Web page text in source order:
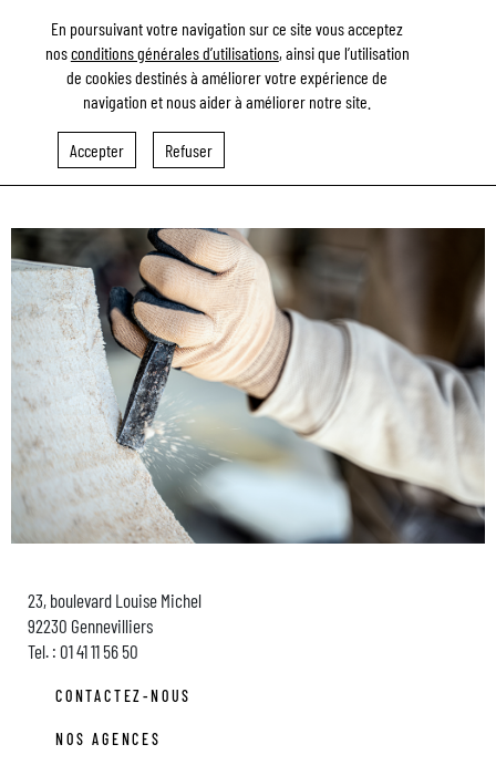
En poursuivant votre navigation sur ce site vous acceptez
nosconditions générales d’utilisations, ainsi que l’utilisation
de cookies destinés à améliorer votre expérience de
navigation et nous aider à améliorer notre site.
Accepter Refuser
Lefèvre
23, boulevard Louise Michel
92230 Gennevilliers
Tel. : 01 41 11 56 50
CONTACTEZ-NOUS
NOS AGENCES